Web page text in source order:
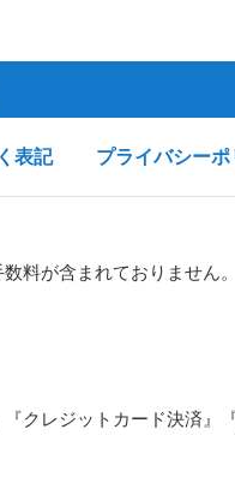
表記 プライバシー
料が含まれておりません。
クレジットカード決済』